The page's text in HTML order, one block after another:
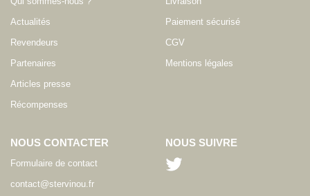
Actualités
Revendeurs
Partenaires
Articles presse
Récompenses
Paiement sécurisé
CGV
Mentions légales
NOUS CONTACTER
Formulaire de contact
contact@stervinou.fr
NOUS SUIVRE